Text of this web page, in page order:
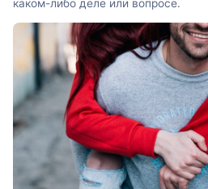
каком-либо деле или вопросе.